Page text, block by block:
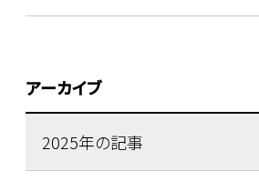
アーカイブ
2025年の記事